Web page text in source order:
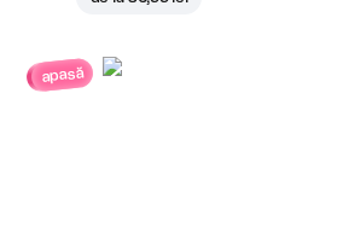
apasă